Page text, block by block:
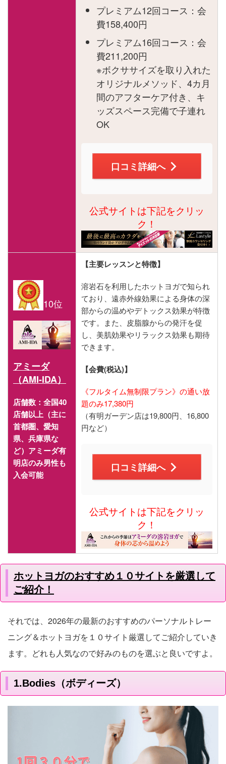
プレミアム12回コース：会
費158,400円
プレミアム16回コース：会
費211,200円
※ボクササイズを取り入れた
オリジナルメソッド、4カ月
間のアフターケア付き、キ
ッズスペース完備で子連れ
OK
口コミ詳細へ
公式サイトは下記をクリッ
ク！
10位
アミーダ
（AMI-IDA）
店舗数：全国40
店舗以上（主に
首都圏、愛知
県、兵庫県な
ど）アミーダ有
明店のみ男性も
入会可能
【主要レッスンと特徴】
溶岩石を利用したホットヨガで知られ
ており、遠赤外線効果による身体の深
部からの温めやデトックス効果が特徴
です。また、皮脂腺からの発汗を促
し、美肌効果やリラックス効果も期待
できます​​​​。
【会費(税込)】
《フルタイム無制限プラン》の通い放
題のみ17,380円
（有明ガーデン店は19,800円、16,800
円など）
口コミ詳細へ
公式サイトは下記をクリッ
ク！
ホットヨガのおすすめ１０サイトを厳選して
ご紹介！
それでは、2026年の最新のおすすめのパーソナルトレー
ニング＆ホットヨガを１０サイト厳選してご紹介していき
ます。どれも人気なので好みのものを選ぶと良いですよ。
1.Bodies（ボディーズ）